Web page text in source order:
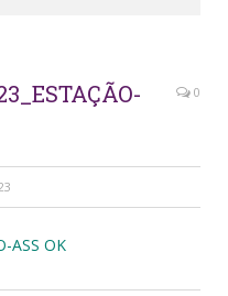
0
ASS OK